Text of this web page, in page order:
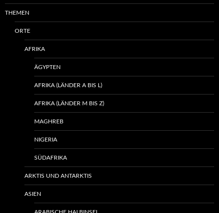
THEMEN
ORTE
AFRIKA
ÄGYPTEN
AFRIKA (LÄNDER A BIS L)
AFRIKA (LÄNDER M BIS Z)
MAGHREB
NIGERIA
SÜDAFRIKA
ARKTIS UND ANTARKTIS
ASIEN